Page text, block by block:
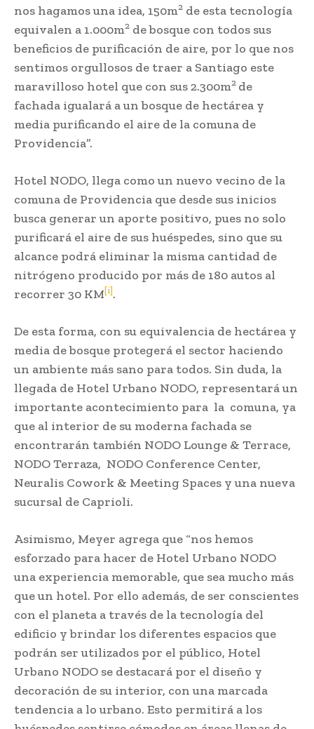
nos hagamos una idea, 150m2 de esta tecnología
equivalen a 1.000m2 de bosque con todos sus
beneficios de purificación de aire, por lo que nos
sentimos orgullosos de traer a Santiago este
maravilloso hotel que con sus 2.300m2 de
fachada igualará a un bosque de hectárea y
media purificando el aire de la comuna de
Providencia”.
Hotel NODO, llega como un nuevo vecino de la
comuna de Providencia que desde sus inicios
busca generar un aporte positivo, pues no solo
purificará el aire de sus huéspedes, sino que su
alcance podrá eliminar la misma cantidad de
nitrógeno producido por más de 180 autos al
recorrer 30 KM[i].
De esta forma, con su equivalencia de hectárea y
media de bosque protegerá el sector haciendo
un ambiente más sano para todos. Sin duda, la
llegada de Hotel Urbano NODO, representará un
importante acontecimiento para la comuna, ya
que al interior de su moderna fachada se
encontrarán también NODO Lounge & Terrace,
NODO Terraza, NODO Conference Center,
Neuralis Cowork & Meeting Spaces y una nueva
sucursal de Caprioli.
Asimismo, Meyer agrega que “nos hemos
esforzado para hacer de Hotel Urbano NODO
una experiencia memorable, que sea mucho más
que un hotel. Por ello además, de ser conscientes
con el planeta a través de la tecnología del
edificio y brindar los diferentes espacios que
podrán ser utilizados por el público, Hotel
Urbano NODO se destacará por el diseño y
decoración de su interior, con una marcada
tendencia a lo urbano. Esto permitirá a los